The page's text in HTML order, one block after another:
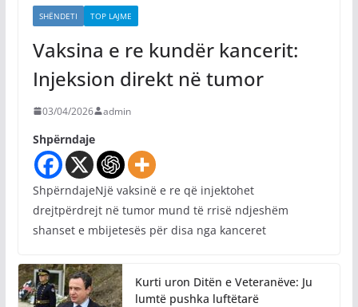
SHËNDETI TOP LAJME
Vaksina e re kundër kancerit:
Injeksion direkt në tumor
03/04/2026 admin
Shpërndaje
ShpërndajeNjë vaksinë e re që injektohet
drejtpërdrejt në tumor mund të rrisë ndjeshëm
shanset e mbijetesës për disa nga kanceret
Kurti uron Ditën e Veteranëve: Ju
lumtë pushka luftëtarë